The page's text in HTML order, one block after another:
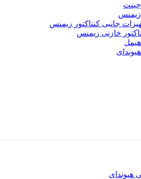
چینت
زیمنس
جانبی کنتاکتور زیمنس
خازنی زیمنس
هیمل
هیوندای